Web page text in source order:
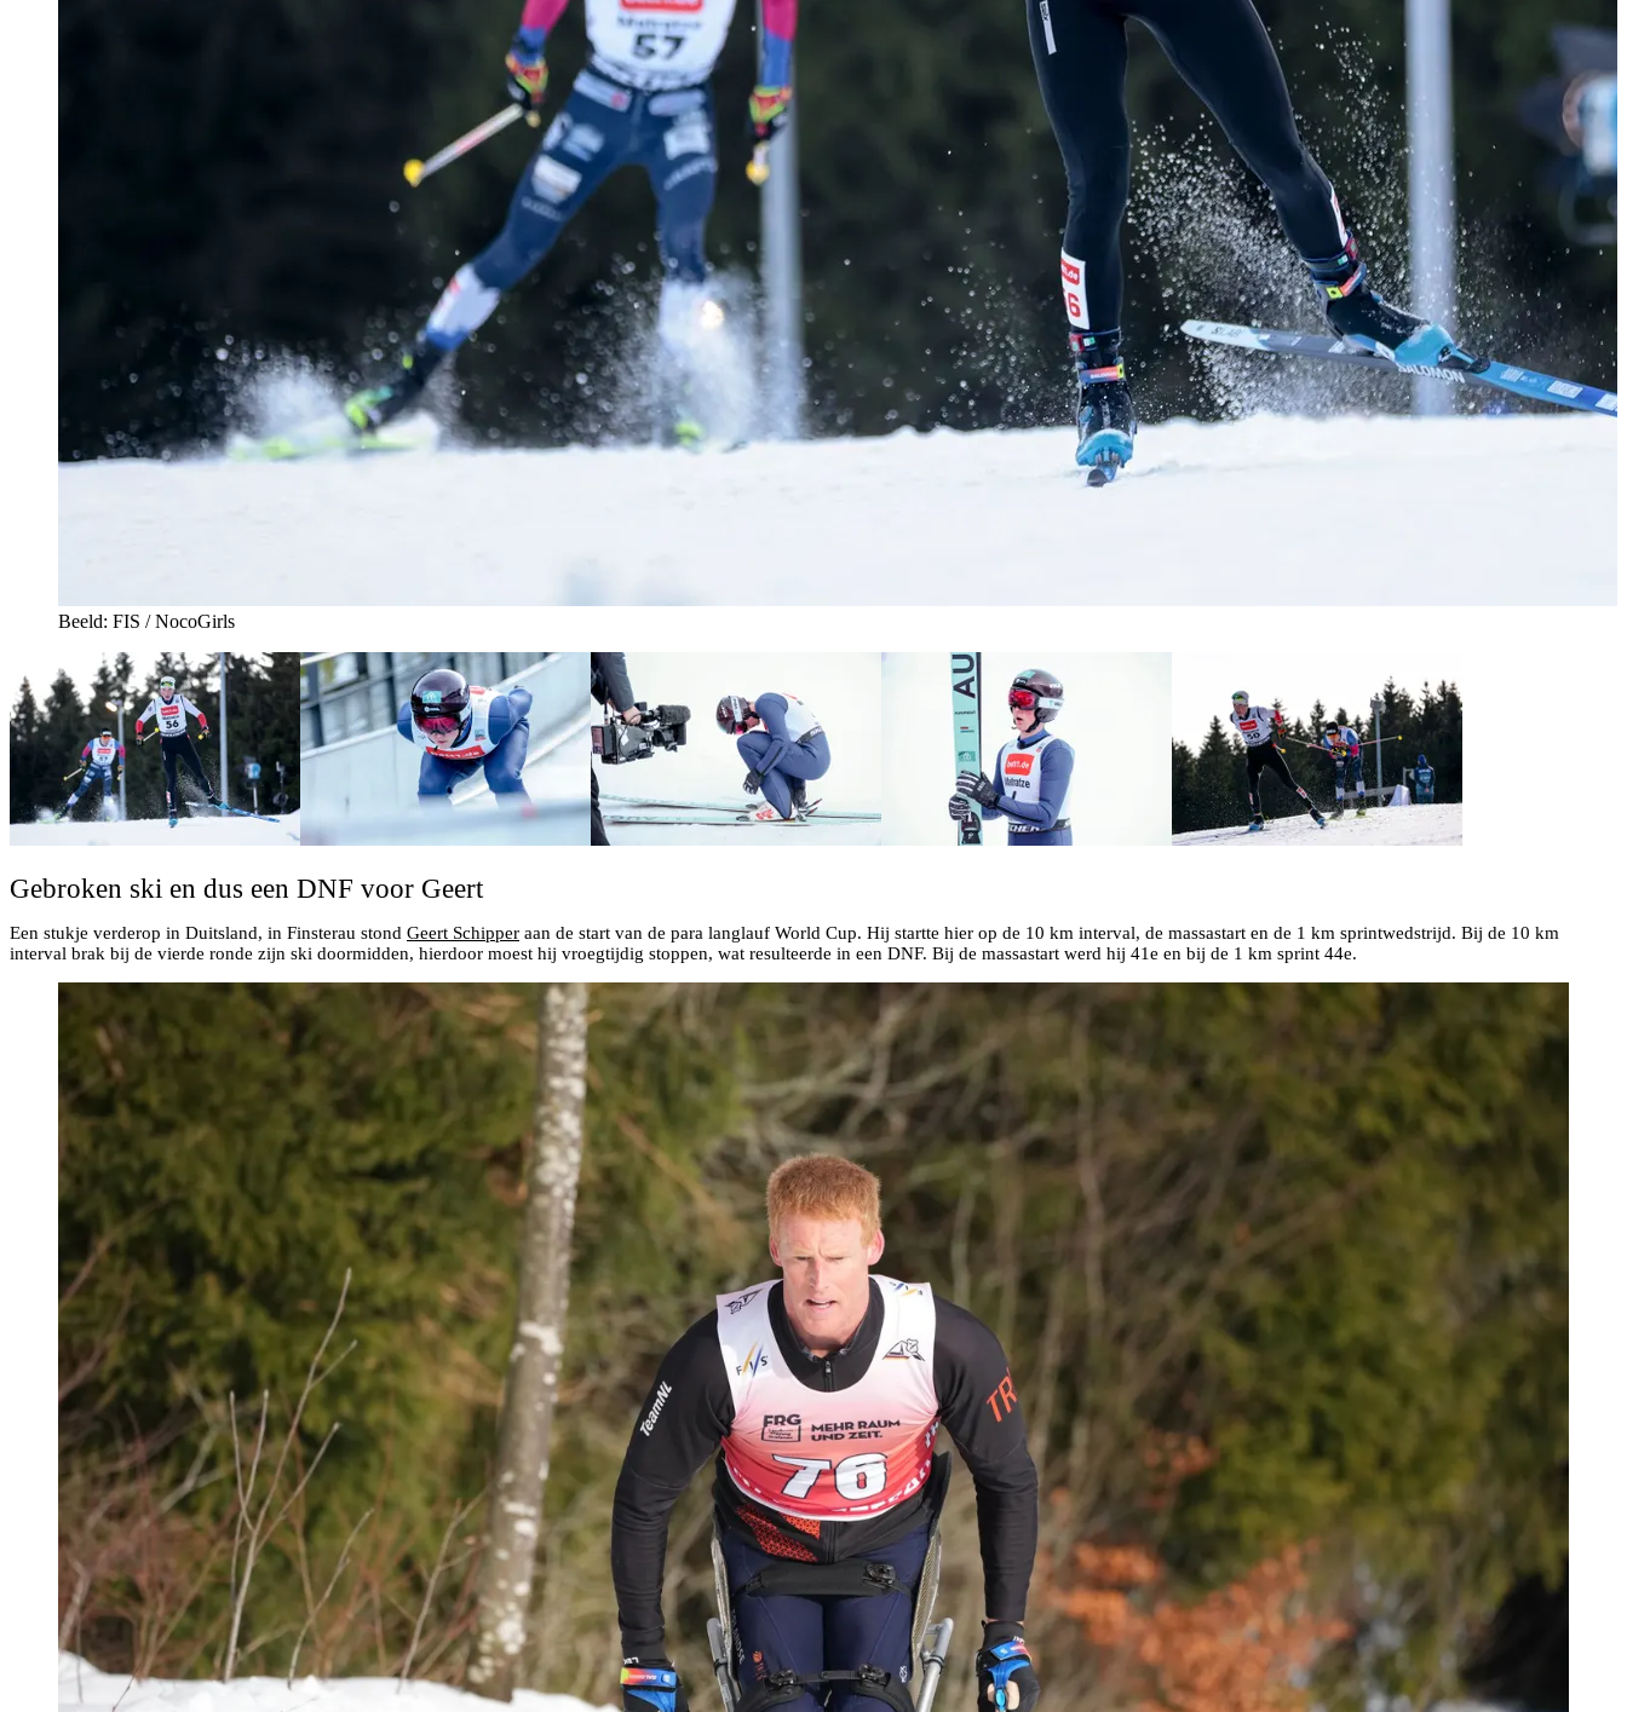
Beeld: FIS / NocoGirls
Gebroken ski en dus een DNF voor Geert
Een stukje verderop in Duitsland, in Finsterau stond Geert Schipper aan de start van de para langlauf World Cup. Hij startte hier op de 10 km interval, de massastart en de 1 km sprintwedstrijd. Bij de 10 km
interval brak bij de vierde ronde zijn ski doormidden, hierdoor moest hij vroegtijdig stoppen, wat resulteerde in een DNF. Bij de massastart werd hij 41e en bij de 1 km sprint 44e.